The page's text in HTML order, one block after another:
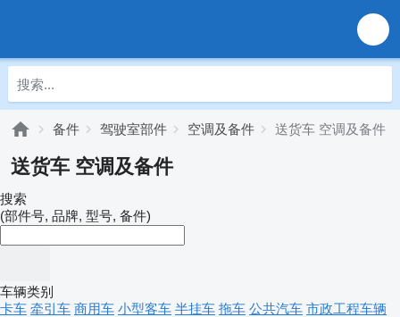
备件 驾驶室部件 空调及备件 送货车 空调及备件
送货车 空调及备件
搜索
(部件号, 品牌, 型号, 备件)
车辆类别
卡车 牵引车 商用车 小型客车 半挂车 拖车 公共汽车 市政工程车辆